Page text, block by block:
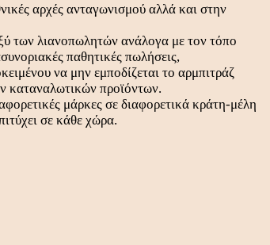
αρχές ανταγωνισμού αλλά και στην
των λιανοπωλητών ανάλογα με τον τόπο
παθητικές πωλήσεις,
να μην εμποδίζεται το αρμπιτράζ
καταναλωτικών προϊόντων.
μάρκες σε διαφορετικά κράτη-μέλη
σε κάθε χώρα.